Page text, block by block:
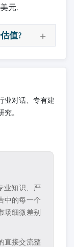
元.
值?
业对话、专有建
。
业知识、严
中的每一个
场细微差别
直接交流整